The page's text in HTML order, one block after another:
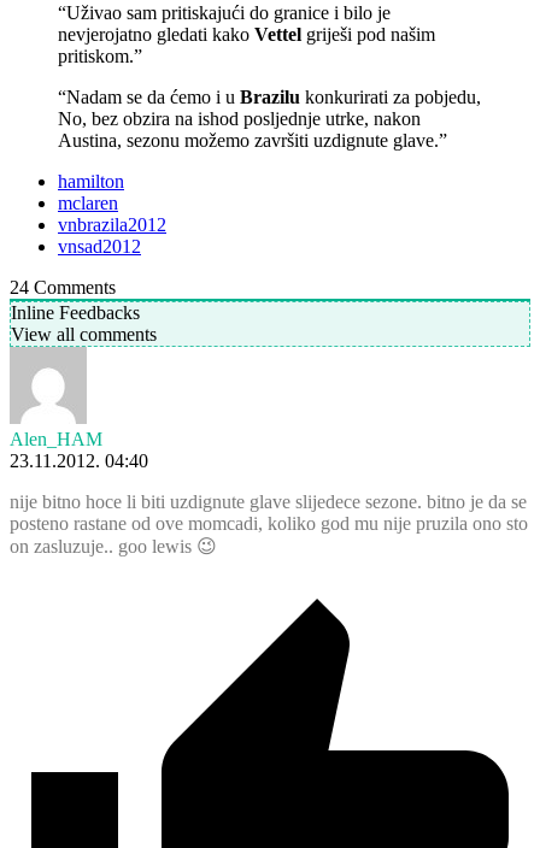
“Uživao sam pritiskajući do granice i bilo je
nevjerojatno gledati kako Vettel griješi pod našim
pritiskom.”
“Nadam se da ćemo i u Brazilu konkurirati za pobjedu,
No, bez obzira na ishod posljednje utrke, nakon
Austina, sezonu možemo završiti uzdignute glave.”
hamilton
mclaren
vnbrazila2012
vnsad2012
24 Comments
Inline Feedbacks
View all comments
Alen_HAM
23.11.2012. 04:40
nije bitno hoce li biti uzdignute glave slijedece sezone. bitno je da se
posteno rastane od ove momcadi, koliko god mu nije pruzila ono sto
on zasluzuje.. goo lewis 😉